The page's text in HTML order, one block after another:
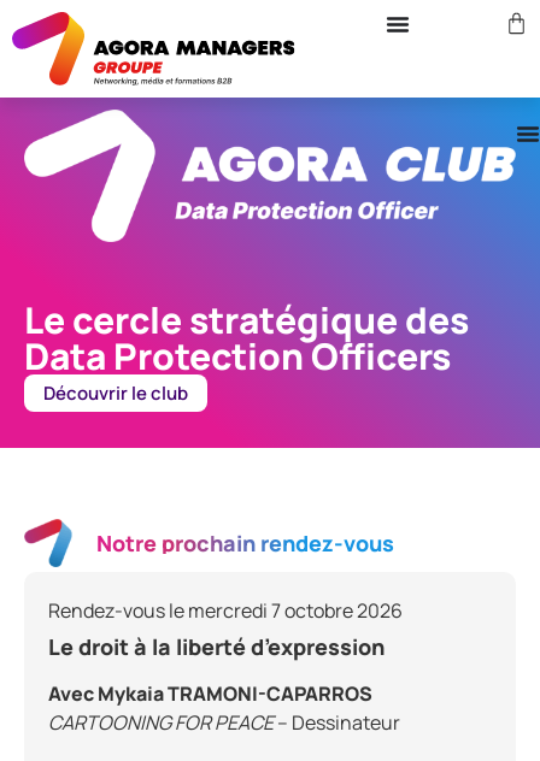
Le cercle stratégique des
Data Protection Officers
Découvrir le club
Notre prochain rendez-vous
Rendez-vous le mercredi 7 octobre 2026
Le droit à la liberté d’expression
Avec Mykaia TRAMONI-CAPARROS
CARTOONING FOR PEACE– Dessinateur